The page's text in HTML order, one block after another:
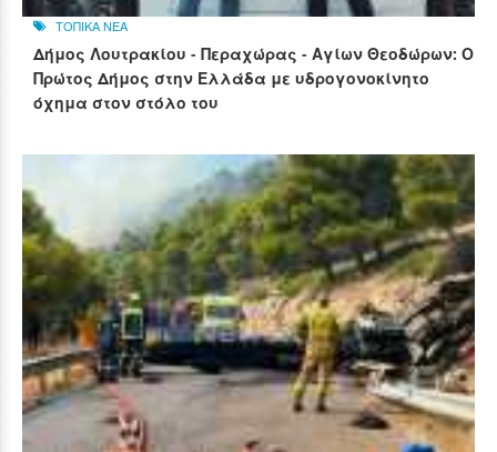
ΤΟΠΙΚΑ ΝΕΑ
Δήμος Λουτρακίου - Περαχώρας - Αγίων Θεοδώρων: Ο
Πρώτος Δήμος στην Ελλάδα με υδρογονοκίνητο
όχημα στον στόλο του